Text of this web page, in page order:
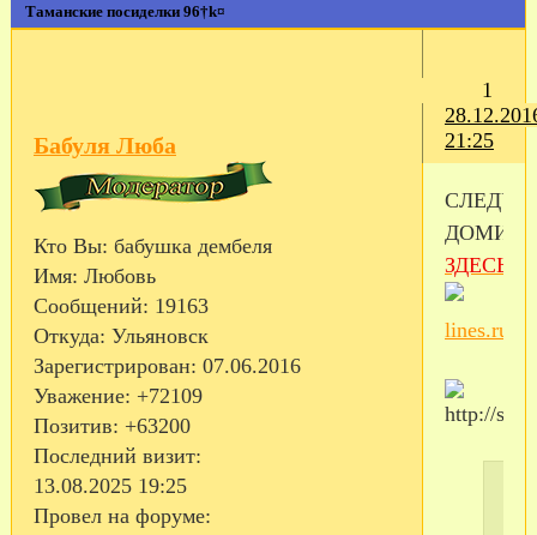
Таманские посиделки 96†k¤
1
21:25
Бабуля Люба
Кто Вы: бабушка дембеля
Имя: Любовь
Сообщений: 19163
Откуда: Ульяновск
Зарегистрирован: 07.06.2016
Уважение: +72109
Позитив: +63200
Последний визит:
13.08.2025 19:25
Провел на форуме:
ДОМИК
ЗДЕСЬ